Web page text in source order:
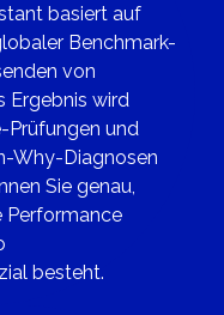
basiert auf
Benchmark-
von
Ergebnis wird
Prüfungen und
Why-Diagnosen
Sie genau,
Performance
besteht.